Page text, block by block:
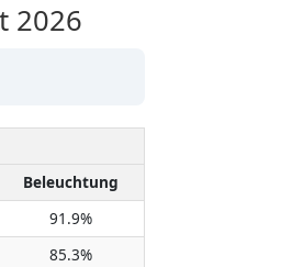
2026
Beleuchtung
91.9%
85.3%